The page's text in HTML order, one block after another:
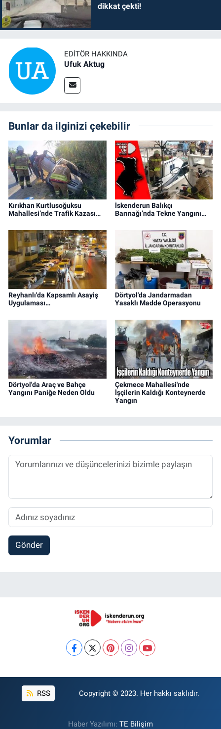
dikkat çekti!
EDITÖR HAKKINDA
Ufuk Aktug
Bunlar da ilginizi çekebilir
Kırıkhan Kurtlusoğuksu
Mahallesi’nde Trafik Kazası…
İskenderun Balıkçı
Barınağı’nda Tekne Yangını…
Reyhanlı'da Kapsamlı Asayiş
Uygulaması…
Dörtyol'da Jandarmadan
Yasaklı Madde Operasyonu
Dörtyol'da Araç ve Bahçe
Yangını Paniğe Neden Oldu
Çekmece Mahallesi'nde
İşçilerin Kaldığı Konteynerde
Yangın
Yorumlar
Gönder
RSS Copyright © 2023. Her hakkı saklıdır.
Haber Yazılımı: TE Bilişim